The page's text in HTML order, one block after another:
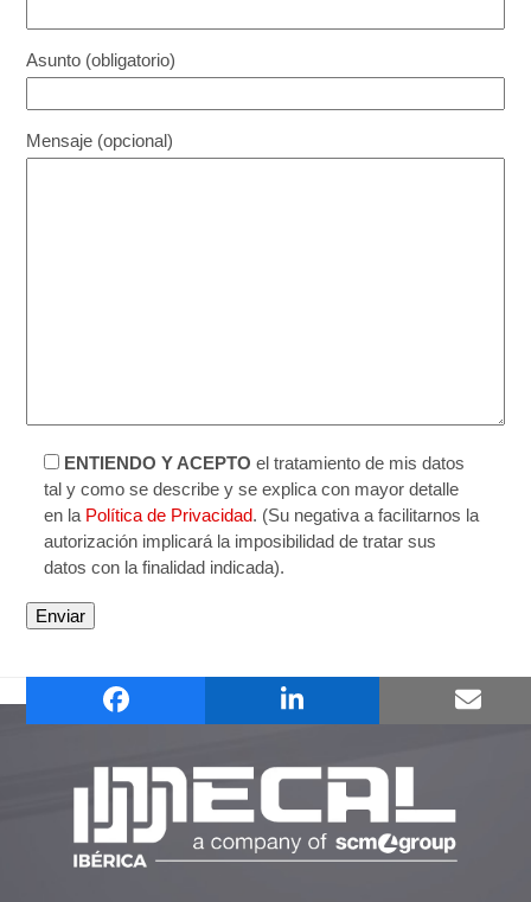
Asunto (obligatorio)
Mensaje (opcional)
ENTIENDO Y ACEPTO el tratamiento de mis datos
tal y como se describe y se explica con mayor detalle
en la Política de Privacidad. (Su negativa a facilitarnos la
autorización implicará la imposibilidad de tratar sus
datos con la finalidad indicada).
previous
post:
FR 703
next
FR 810